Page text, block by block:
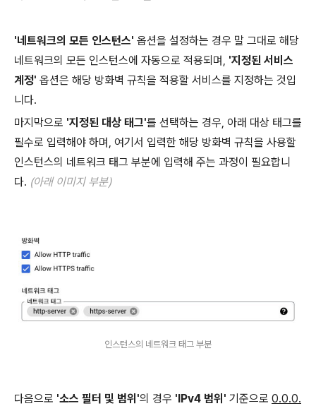
'네트워크의 모든 인스턴스' 옵션을 설정하는 경우 말 그대로 해당
네트워크의 모든 인스턴스에 자동으로 적용되며, '지정된 서비스
계정' 옵션은 해당 방화벽 규칙을 적용할 서비스를 지정하는 것입
니다.
마지막으로 '지정된 대상 태그'를 선택하는 경우, 아래 대상 태그를
필수로 입력해야 하며, 여기서 입력한 해당 방화벽 규칙을 사용할
인스턴스의 네트워크 태그 부분에 입력해 주는 과정이 필요합니
다. (아래 이미지 부분)
인스턴스의 네트워크 태그 부분
다음으로 '소스 필터 및 범위'의 경우 'IPv4 범위' 기준으로 0.0.0.